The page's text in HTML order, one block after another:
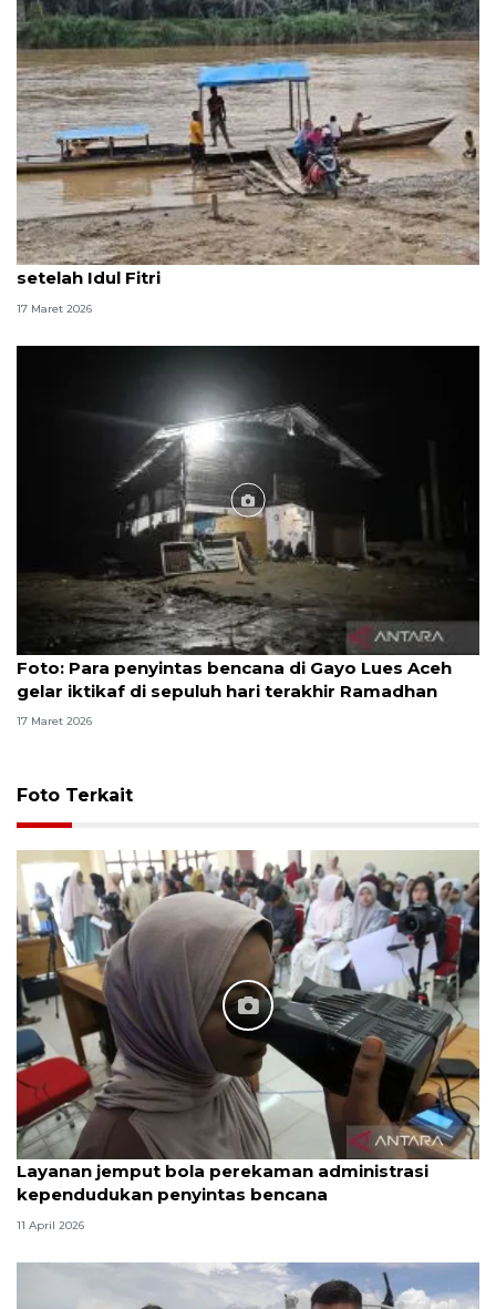
Penyintas bencana Aceh Tamiang bersihkan kebun
setelah Idul Fitri
17 Maret 2026
Foto
Foto: Para penyintas bencana di Gayo Lues Aceh
gelar iktikaf di sepuluh hari terakhir Ramadhan
17 Maret 2026
Foto Terkait
Layanan jemput bola perekaman administrasi
kependudukan penyintas bencana
11 April 2026